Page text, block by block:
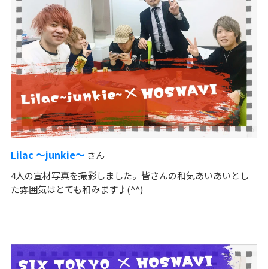
Lilac ～junkie～さん
4人の宣材写真を撮影しました。皆さんの和気あいあいとし
た雰囲気はとても和みます♪(^^)